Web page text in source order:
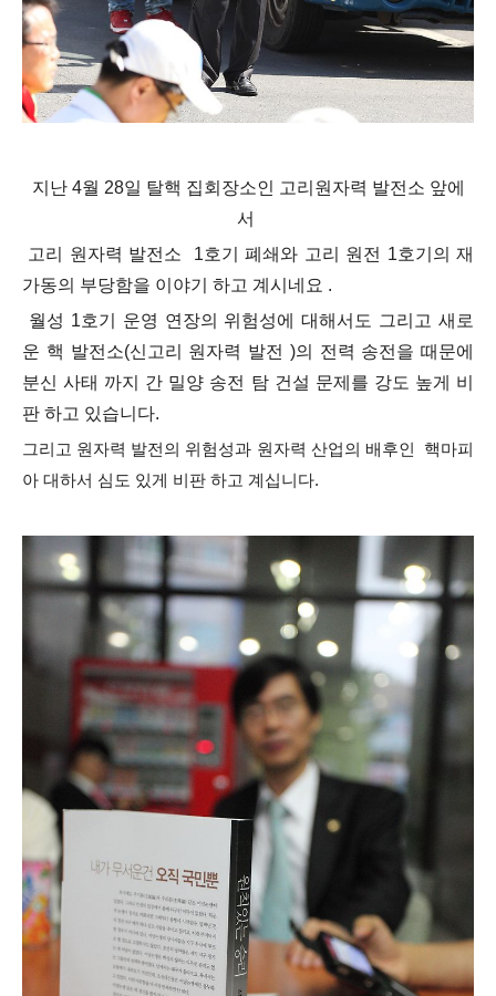
지난 4월 28일 탈핵 집회장소인 고리원자력 발전소 앞에
서
고리 원자력 발전소 1호기 폐쇄와 고리 원전 1호기의 재
가동의 부당함을 이야기 하고 계시네요 .
월성 1호기 운영 연장의 위험성에 대해서도 그리고 새로
운 핵 발전소(신고리 원자력 발전 )의 전력 송전을 때문에
분신 사태 까지 간 밀양 송전 탐 건설 문제를 강도 높게 비
판 하고 있습니다.
그리고 원자력 발전의 위험성과 원자력 산업의 배후인 핵마피
아 대하서 심도 있게 비판 하고 계십니다.